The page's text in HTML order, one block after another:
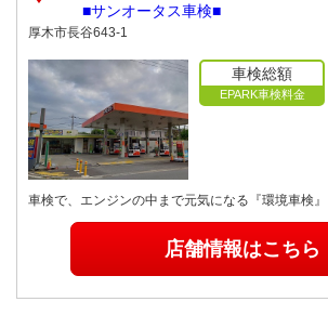
■サンオータス車検■
厚木市長谷643-1
車検総額
EPARK車検料金
車検で、エンジンの中まで元気になる『環境車検』
店舗情報はこちら